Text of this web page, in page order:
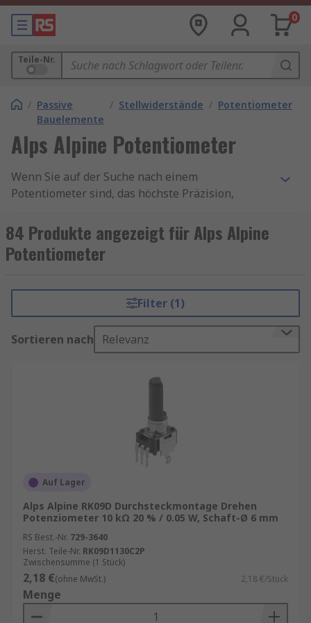
0
Teile-Nr.
/ Passive
Bauelemente
/ Stellwiderstände / Potentiometer
Alps Alpine Potentiometer
Wenn Sie auf der Suche nach einem
Potentiometer sind, das höchste Präzision,
Alps Alpine Potentiometer die richtige Wahl. Ihre
bewährte Qualität und die breite Produktpalette
machen sie zu einer unverzichtbaren
Anwendungen. Vertrauen Sie auf Alps Alpine und
bringen Sie Ihre Projekte auf das nächste Level!
Was ist ein Potentiometer?
Ein Potentiometer ist ein variabler Widerstand,
wird, um Spannungen zu regulieren und Signale
zu steuern. Es besteht aus einem
Widerstandselement und einem wischenden
Widerstandselements bewegt. Diese Bewegung
so die Feinabstimmung von Schaltungen.
Vorteile der Alps Alpine
Potentiometer
Hohe Präzision: Alps Alpine Potentiometer
84 Produkte angezeigt für Alps Alpine
Potentiometer
Filter (1)
Sortieren nach Relevanz
Auf Lager
Alps Alpine RK09D Durchsteckmontage Drehen
Potenziometer 10 kΩ 20 % / 0.05 W, Schaft-Ø 6 mm
RS Best.-Nr. 729-3640
Herst. Teile-Nr. RK09D1130C2P
Zwischensumme (1 Stück)
2,18 €(ohne MwSt.) 2,18 €/Stück
Menge